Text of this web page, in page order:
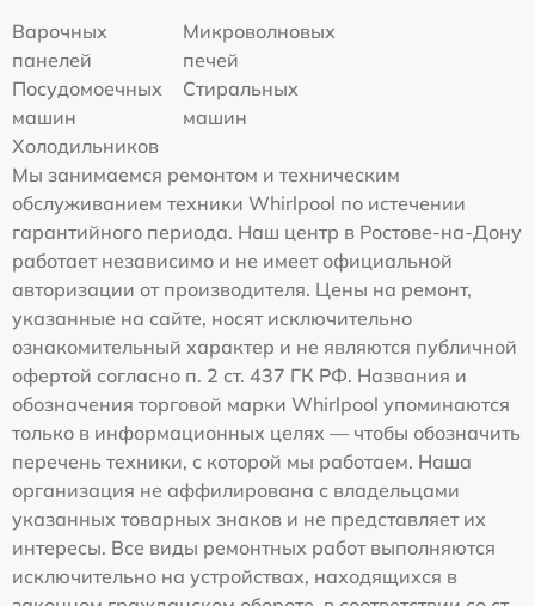
Варочных
панелей
Микроволновых
печей
Посудомоечных
машин
Стиральных
машин
Холодильников
Мы занимаемся ремонтом и техническим
обслуживанием техники Whirlpool по истечении
гарантийного периода. Наш центр в Ростове-на-Дону
работает независимо и не имеет официальной
авторизации от производителя. Цены на ремонт,
указанные на сайте, носят исключительно
ознакомительный характер и не являются публичной
офертой согласно п. 2 ст. 437 ГК РФ. Названия и
обозначения торговой марки Whirlpool упоминаются
только в информационных целях — чтобы обозначить
перечень техники, с которой мы работаем. Наша
организация не аффилирована с владельцами
указанных товарных знаков и не представляет их
интересы. Все виды ремонтных работ выполняются
исключительно на устройствах, находящихся в